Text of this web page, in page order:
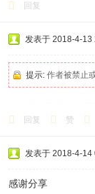
回复
发表于 2018-4-13
提示: 作者被禁止
回复 赞
发表于 2018-4-14
感谢分享